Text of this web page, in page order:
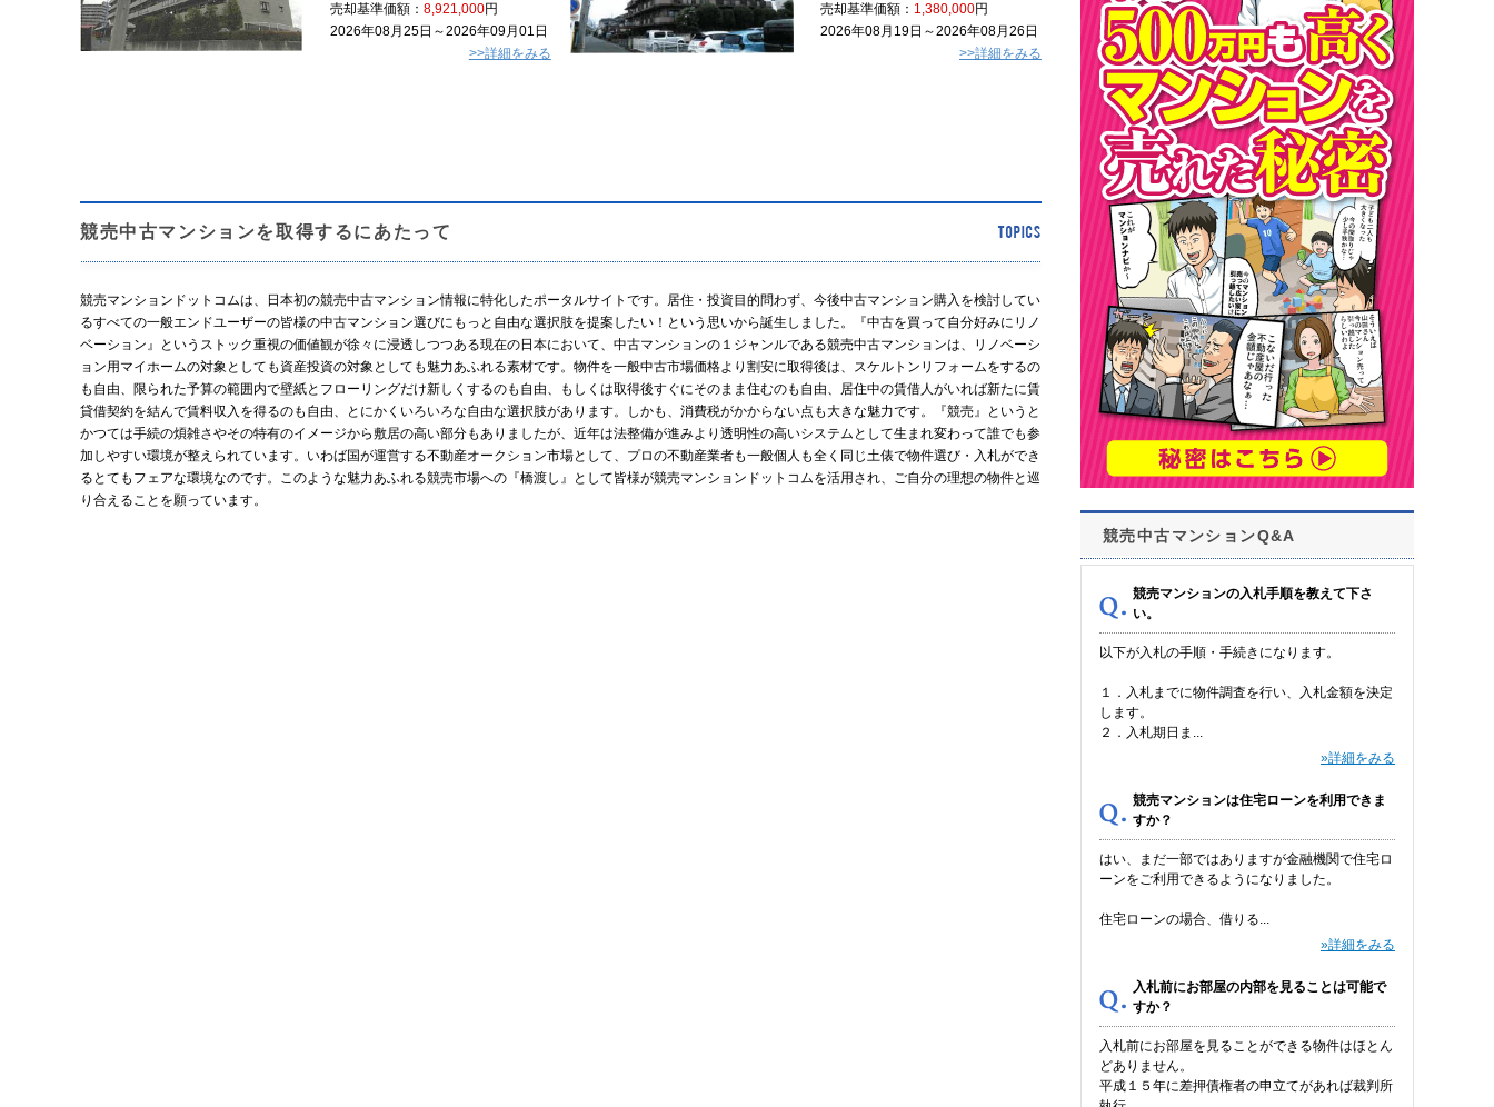
売却基準価額： 8,921,000円
2026年08月25日～2026年09月01日
>>詳細をみる
売却基準価額： 1,380,000円
2026年08月19日～2026年08月26日
>>詳細をみる
競売中古マンションを取得するにあたって
競売マンションドットコムは、日本初の競売中古マンション情報に特化したポータルサイトです。居住・投資目的問わず、今後中古マンション購入を検討してい
るすべての一般エンドユーザーの皆様の中古マンション選びにもっと自由な選択肢を提案したい！という思いから誕生しました。『中古を買って自分好みにリノ
ベーション』というストック重視の価値観が徐々に浸透しつつある現在の日本において、中古マンションの１ジャンルである競売中古マンションは、リノベーシ
ョン用マイホームの対象としても資産投資の対象としても魅力あふれる素材です。物件を一般中古市場価格より割安に取得後は、スケルトンリフォームをするの
も自由、限られた予算の範囲内で壁紙とフローリングだけ新しくするのも自由、もしくは取得後すぐにそのまま住むのも自由、居住中の賃借人がいれば新たに賃
貸借契約を結んで賃料収入を得るのも自由、とにかくいろいろな自由な選択肢があります。しかも、消費税がかからない点も大きな魅力です。『競売』というと
かつては手続の煩雑さやその特有のイメージから敷居の高い部分もありましたが、近年は法整備が進みより透明性の高いシステムとして生まれ変わって誰でも参
加しやすい環境が整えられています。いわば国が運営する不動産オークション市場として、プロの不動産業者も一般個人も全く同じ土俵で物件選び・入札ができ
るとてもフェアな環境なのです。このような魅力あふれる競売市場への『橋渡し』として皆様が競売マンションドットコムを活用され、ご自分の理想の物件と巡
り合えることを願っています。
競売中古マンションQ&A
競売マンションの入札手順を教えて下さ
い。
以下が入札の手順・手続きになります。
１．入札までに物件調査を行い、入札金額を決定
します。
２．入札期日ま...
»詳細をみる
競売マンションは住宅ローンを利用できま
すか？
はい、まだ一部ではありますが金融機関で住宅ロ
ーンをご利用できるようになりました。
住宅ローンの場合、借りる...
»詳細をみる
入札前にお部屋の内部を見ることは可能で
すか？
入札前にお部屋を見ることができる物件はほとん
どありません。
平成１５年に差押債権者の申立てがあれば裁判所